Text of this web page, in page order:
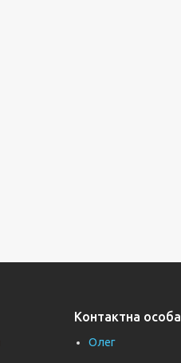
Контактна особа
Олег